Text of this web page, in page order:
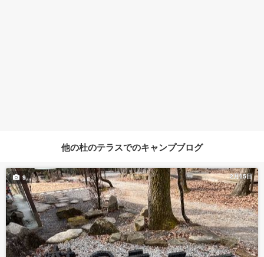
他の杜のテラスでのキャンプブログ
2月15日
9